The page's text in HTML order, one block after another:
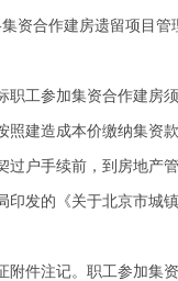
资合作建房遗留项目
参加集资合作建房
造成本价缴纳集资款
手续前，到房地产管
的《关于北京市城
注记。职工参加集